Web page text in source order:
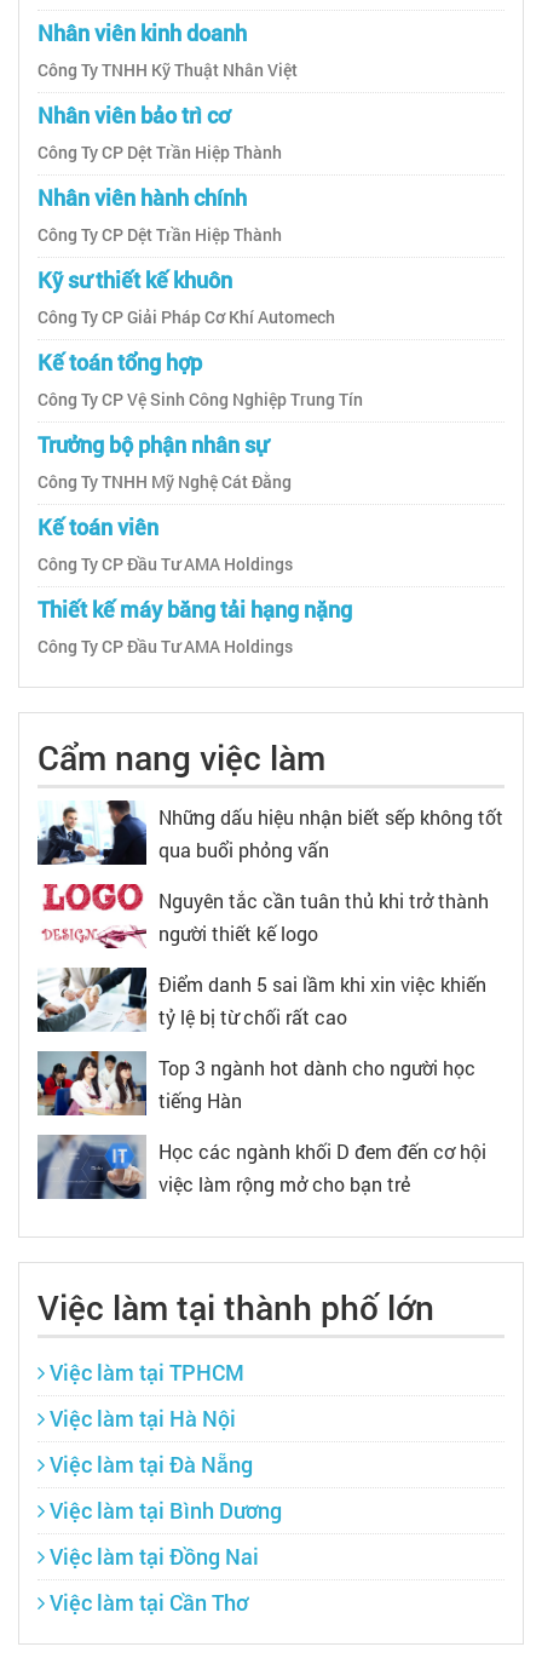
Nhân viên kinh doanh
Công Ty TNHH Kỹ Thuật Nhân Việt
Nhân viên bảo trì cơ
Công Ty CP Dệt Trần Hiệp Thành
Nhân viên hành chính
Công Ty CP Dệt Trần Hiệp Thành
Kỹ sư thiết kế khuôn
Công Ty CP Giải Pháp Cơ Khí Automech
Kế toán tổng hợp
Công Ty CP Vệ Sinh Công Nghiệp Trung Tín
Trưởng bộ phận nhân sự
Công Ty TNHH Mỹ Nghệ Cát Đằng
Kế toán viên
Công Ty CP Đầu Tư AMA Holdings
Thiết kế máy băng tải hạng nặng
Công Ty CP Đầu Tư AMA Holdings
Cẩm nang việc làm
Những dấu hiệu nhận biết sếp không tốt
qua buổi phỏng vấn
Nguyên tắc cần tuân thủ khi trở thành
người thiết kế logo
Điểm danh 5 sai lầm khi xin việc khiến
tỷ lệ bị từ chối rất cao
Top 3 ngành hot dành cho người học
tiếng Hàn
Học các ngành khối D đem đến cơ hội
việc làm rộng mở cho bạn trẻ
Việc làm tại thành phố lớn
Việc làm tại TPHCM
Việc làm tại Hà Nội
Việc làm tại Đà Nẵng
Việc làm tại Bình Dương
Việc làm tại Đồng Nai
Việc làm tại Cần Thơ